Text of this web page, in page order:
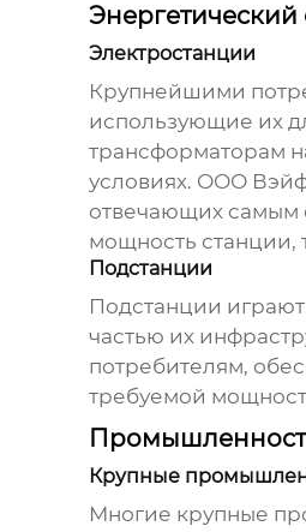
Энергетический
Электростанции
Крупнейшими
использующие их
трансформаторам
условиях. ООО
отвечающих самым
мощность станции,
Подстанции
Подстанции
частью их
потребителям,
требуемой
Крупные
Многие крупные